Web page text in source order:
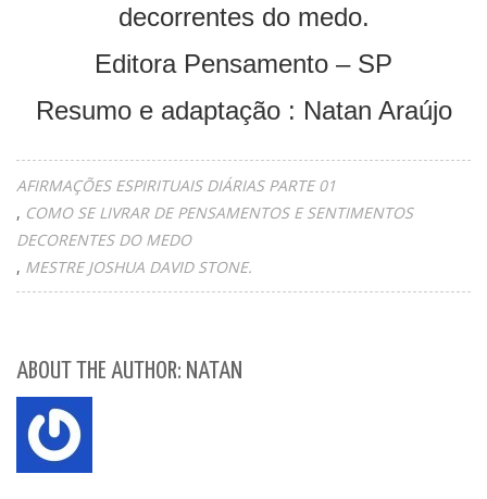
decorrentes do medo.
Editora Pensamento – SP
Resumo e adaptação : Natan Araújo
AFIRMAÇÕES ESPIRITUAIS DIÁRIAS PARTE 01
COMO SE LIVRAR DE PENSAMENTOS E SENTIMENTOS
DECORENTES DO MEDO
MESTRE JOSHUA DAVID STONE.
ABOUT THE AUTHOR: NATAN